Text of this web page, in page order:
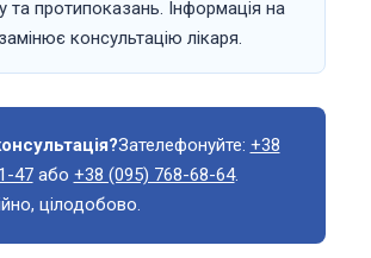
та протипоказань. Інформація на
консультацію лікаря.
Зателефонуйте: +38
47або +38 (095) 768-68-64.
цілодобово.